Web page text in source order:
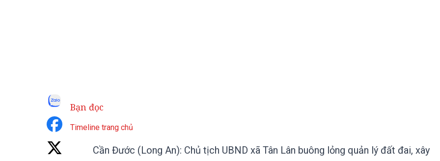
Bạn đọc
Timeline trang chủ
Cần Đước (Long An): Chủ tịch UBND xã Tân Lân buông lỏng quản lý đất đai, xây